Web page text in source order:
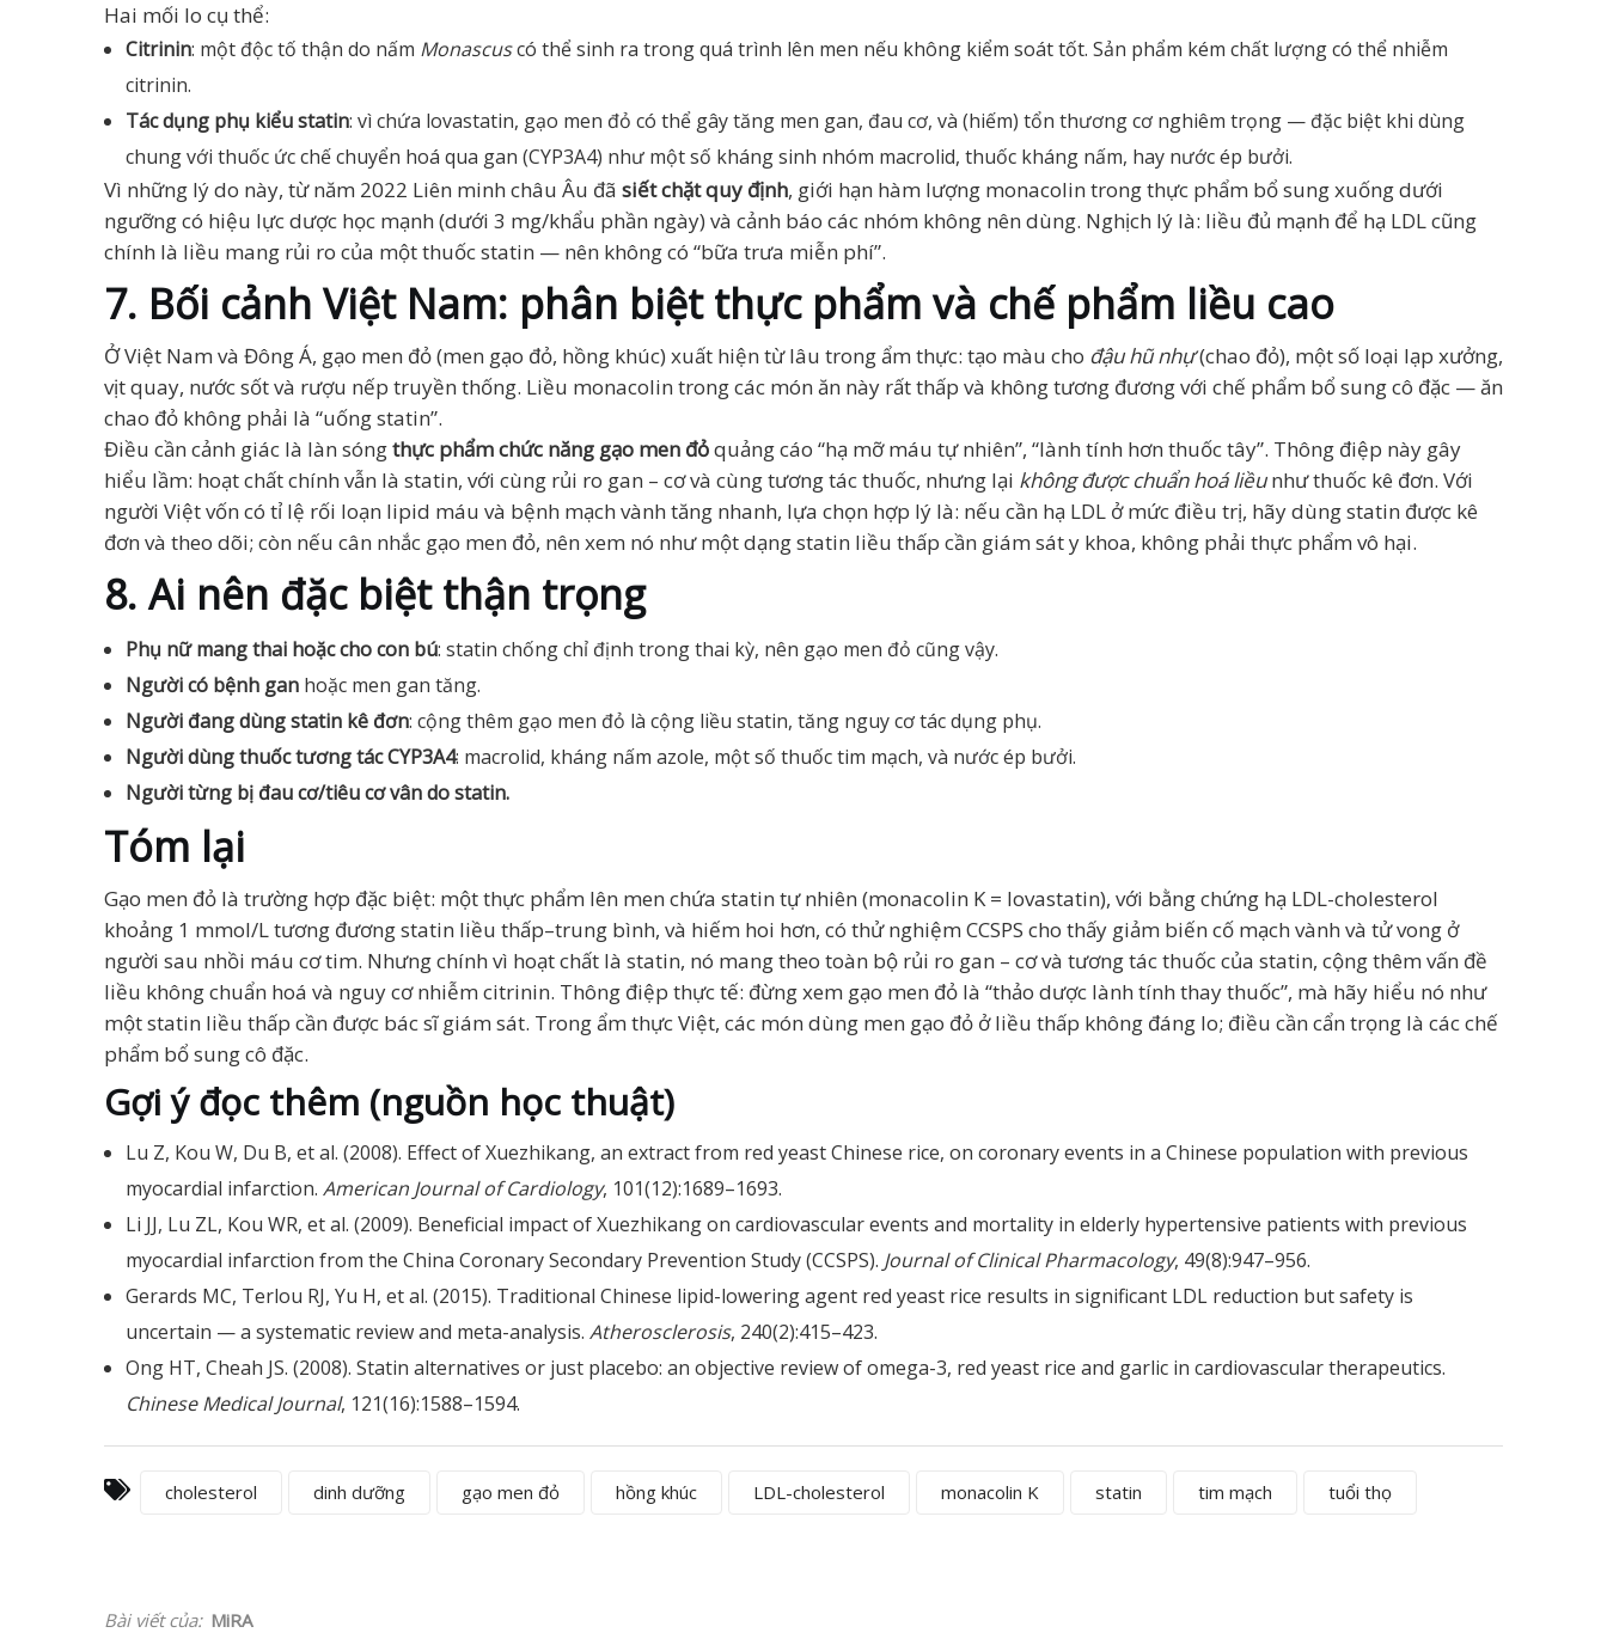
Hai mối lo cụ thể:
Citrinin: một độc tố thận do nấm Monascuscó thể sinh ra trong quá trình lên men nếu không kiểm soát tốt. Sản phẩm kém chất lượng có thể nhiễm
citrinin.
Tác dụng phụ kiểu statin: vì chứa lovastatin, gạo men đỏ có thể gây tăng men gan, đau cơ, và (hiếm) tổn thương cơ nghiêm trọng — đặc biệt khi dùng
chung với thuốc ức chế chuyển hoá qua gan (CYP3A4) như một số kháng sinh nhóm macrolid, thuốc kháng nấm, hay nước ép bưởi.
Vì những lý do này, từ năm 2022 Liên minh châu Âu đã siết chặt quy định, giới hạn hàm lượng monacolin trong thực phẩm bổ sung xuống dưới
ngưỡng có hiệu lực dược học mạnh (dưới 3 mg/khẩu phần ngày) và cảnh báo các nhóm không nên dùng. Nghịch lý là: liều đủ mạnh để hạ LDL cũng
chính là liều mang rủi ro của một thuốc statin — nên không có “bữa trưa miễn phí”.
7. Bối cảnh Việt Nam: phân biệt thực phẩm và chế phẩm liều cao
Ở Việt Nam và Đông Á, gạo men đỏ (men gạo đỏ, hồng khúc) xuất hiện từ lâu trong ẩm thực: tạo màu cho đậu hũ nhự(chao đỏ), một số loại lạp xưởng,
vịt quay, nước sốt và rượu nếp truyền thống. Liều monacolin trong các món ăn này rất thấp và không tương đương với chế phẩm bổ sung cô đặc — ăn
chao đỏ không phải là “uống statin”.
Điều cần cảnh giác là làn sóngthực phẩm chức năng gạo men đỏquảng cáo “hạ mỡ máu tự nhiên”, “lành tính hơn thuốc tây”. Thông điệp này gây
hiểu lầm: hoạt chất chính vẫn là statin, với cùng rủi ro gan – cơ và cùng tương tác thuốc, nhưng lại không được chuẩn hoá liềunhư thuốc kê đơn. Với
người Việt vốn có tỉ lệ rối loạn lipid máu và bệnh mạch vành tăng nhanh, lựa chọn hợp lý là: nếu cần hạ LDL ở mức điều trị, hãy dùng statin được kê
đơn và theo dõi; còn nếu cân nhắc gạo men đỏ, nên xem nó như một dạng statin liều thấp cần giám sát y khoa, không phải thực phẩm vô hại.
8. Ai nên đặc biệt thận trọng
Phụ nữ mang thai hoặc cho con bú: statin chống chỉ định trong thai kỳ, nên gạo men đỏ cũng vậy.
Người có bệnh gan hoặc men gan tăng.
Người đang dùng statin kê đơn: cộng thêm gạo men đỏ là cộng liều statin, tăng nguy cơ tác dụng phụ.
Người dùng thuốc tương tác CYP3A4: macrolid, kháng nấm azole, một số thuốc tim mạch, và nước ép bưởi.
Người từng bị đau cơ/tiêu cơ vân do statin.
Tóm lại
Gạo men đỏ là trường hợp đặc biệt: một thực phẩm lên men chứa statin tự nhiên (monacolin K = lovastatin), với bằng chứng hạ LDL-cholesterol
khoảng 1 mmol/L tương đương statin liều thấp–trung bình, và hiếm hoi hơn, có thử nghiệm CCSPS cho thấy giảm biến cố mạch vành và tử vong ở
người sau nhồi máu cơ tim. Nhưng chính vì hoạt chất là statin, nó mang theo toàn bộ rủi ro gan – cơ và tương tác thuốc của statin, cộng thêm vấn đề
liều không chuẩn hoá và nguy cơ nhiễm citrinin. Thông điệp thực tế: đừng xem gạo men đỏ là “thảo dược lành tính thay thuốc”, mà hãy hiểu nó như
một statin liều thấp cần được bác sĩ giám sát. Trong ẩm thực Việt, các món dùng men gạo đỏ ở liều thấp không đáng lo; điều cần cẩn trọng là các chế
phẩm bổ sung cô đặc.
Gợi ý đọc thêm (nguồn học thuật)
Lu Z, Kou W, Du B, et al. (2008). Effect of Xuezhikang, an extract from red yeast Chinese rice, on coronary events in a Chinese population with previous
myocardial infarction. American Journal of Cardiology, 101(12):1689–1693.
Li JJ, Lu ZL, Kou WR, et al. (2009). Beneficial impact of Xuezhikang on cardiovascular events and mortality in elderly hypertensive patients with previous
myocardial infarction from the China Coronary Secondary Prevention Study (CCSPS). Journal of Clinical Pharmacology, 49(8):947–956.
Gerards MC, Terlou RJ, Yu H, et al. (2015). Traditional Chinese lipid-lowering agent red yeast rice results in significant LDL reduction but safety is
uncertain — a systematic review and meta-analysis. Atherosclerosis, 240(2):415–423.
Ong HT, Cheah JS. (2008). Statin alternatives or just placebo: an objective review of omega-3, red yeast rice and garlic in cardiovascular therapeutics.
Chinese Medical Journal, 121(16):1588–1594.
cholesterol dinh dưỡng gạo men đỏ hồng khúc LDL-cholesterol monacolin K statin tim mạch tuổi thọ
Bài viết của: MiRA